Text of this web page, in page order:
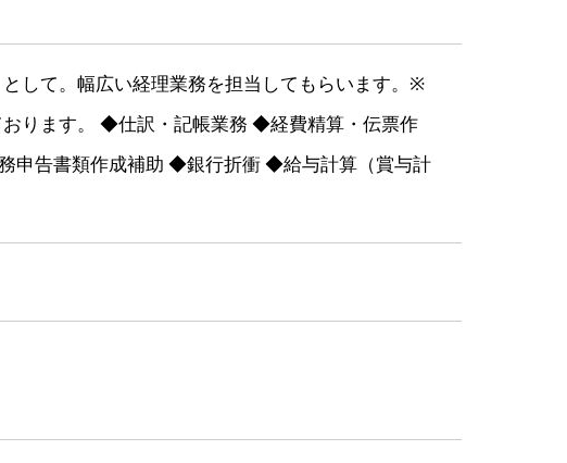
して。幅広い経理業務を担当してもらいます。※
ります。 ◆仕訳・記帳業務 ◆経費精算・伝票作
告書類作成補助 ◆銀行折衝 ◆給与計算（賞与計